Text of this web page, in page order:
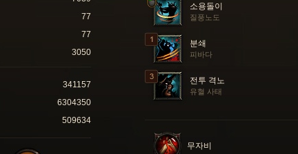
소용돌이
질풍노도
분쇄
피바다
전투 격노
유혈 사태
무자비
77
77
3050
341157
6304350
509634